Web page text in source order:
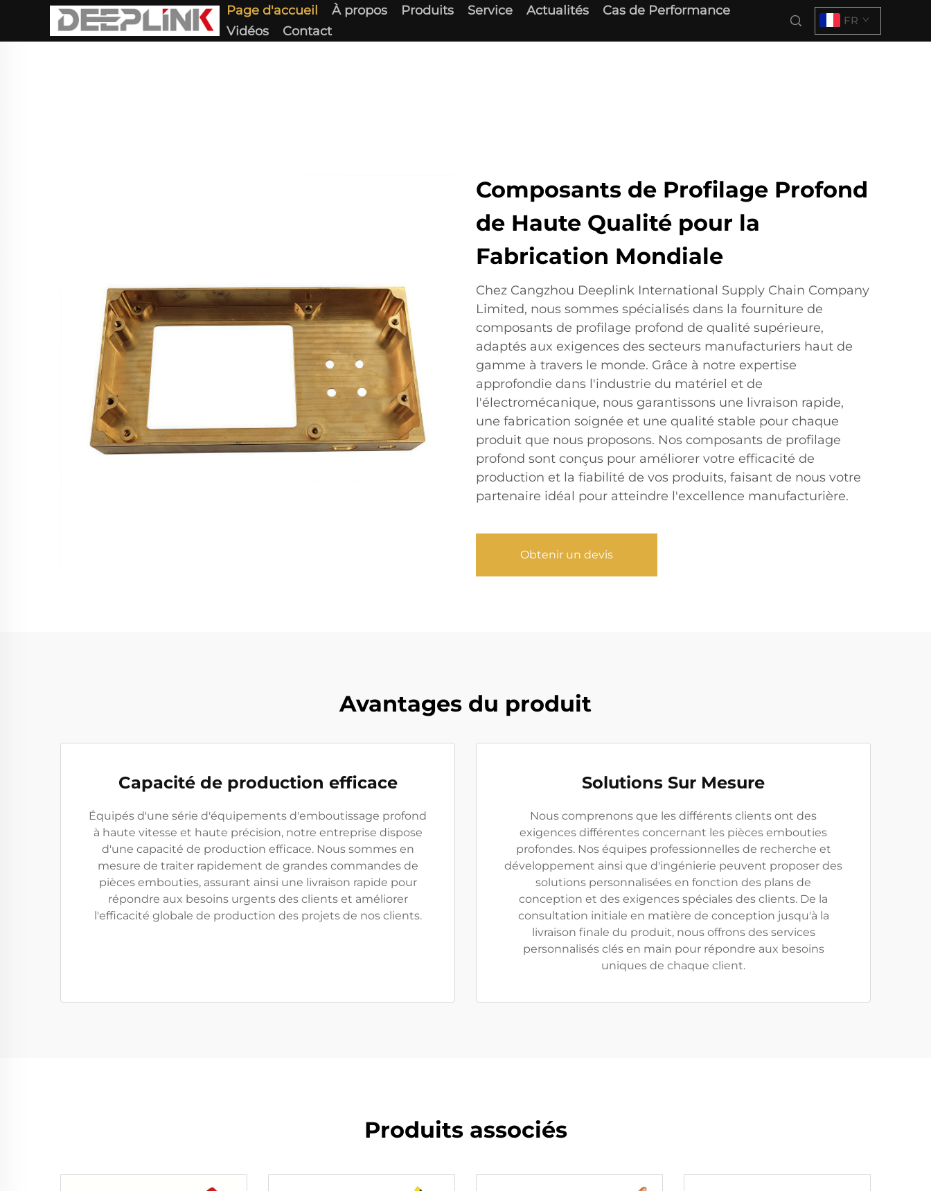
Page d'accueil À propos Produits Service Actualités
Cas de Performance
Vidéos
Contact
FR
Composants de Profilage Profond
de Haute Qualité pour la
Fabrication Mondiale
Chez Cangzhou Deeplink International Supply Chain Company
Limited, nous sommes spécialisés dans la fourniture de
composants de profilage profond de qualité supérieure,
adaptés aux exigences des secteurs manufacturiers haut de
gamme à travers le monde. Grâce à notre expertise
approfondie dans l'industrie du matériel et de
l'électromécanique, nous garantissons une livraison rapide,
une fabrication soignée et une qualité stable pour chaque
produit que nous proposons. Nos composants de profilage
profond sont conçus pour améliorer votre efficacité de
production et la fiabilité de vos produits, faisant de nous votre
partenaire idéal pour atteindre l'excellence manufacturière.
Obtenir un devis
Avantages du produit
Capacité de production efficace
Équipés d'une série d'équipements d'emboutissage profond
à haute vitesse et haute précision, notre entreprise dispose
d'une capacité de production efficace. Nous sommes en
mesure de traiter rapidement de grandes commandes de
pièces embouties, assurant ainsi une livraison rapide pour
répondre aux besoins urgents des clients et améliorer
l'efficacité globale de production des projets de nos clients.
Solutions Sur Mesure
Nous comprenons que les différents clients ont des
exigences différentes concernant les pièces embouties
profondes. Nos équipes professionnelles de recherche et
développement ainsi que d'ingénierie peuvent proposer des
solutions personnalisées en fonction des plans de
conception et des exigences spéciales des clients. De la
consultation initiale en matière de conception jusqu'à la
livraison finale du produit, nous offrons des services
personnalisés clés en main pour répondre aux besoins
uniques de chaque client.
Produits associés